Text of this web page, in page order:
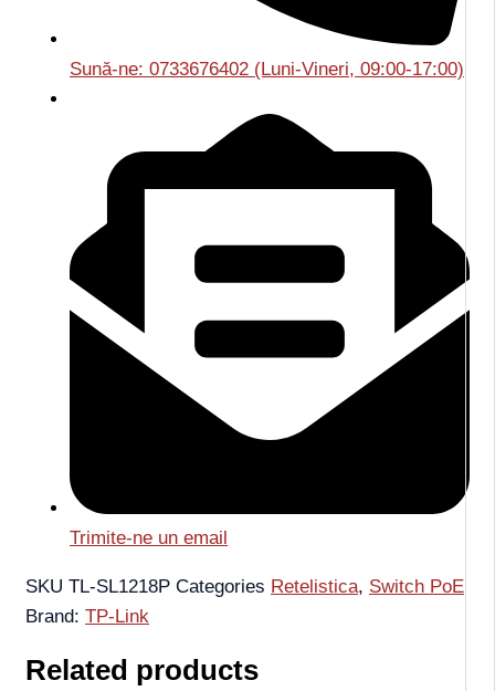
Sună-ne: 0733676402 (Luni-Vineri, 09:00-17:00)
Trimite-ne un email
SKU TL-SL1218P Categories Retelistica, Switch PoE
Brand: TP-Link
Related products